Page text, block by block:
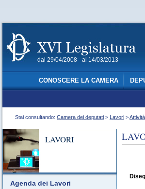
dal 29/04/2008 - al 14/03/2013
CONOSCERE LA CAMERA
Stai consultando: Camera dei deputati > Lavori >
LAVORI
Agenda dei Lavori